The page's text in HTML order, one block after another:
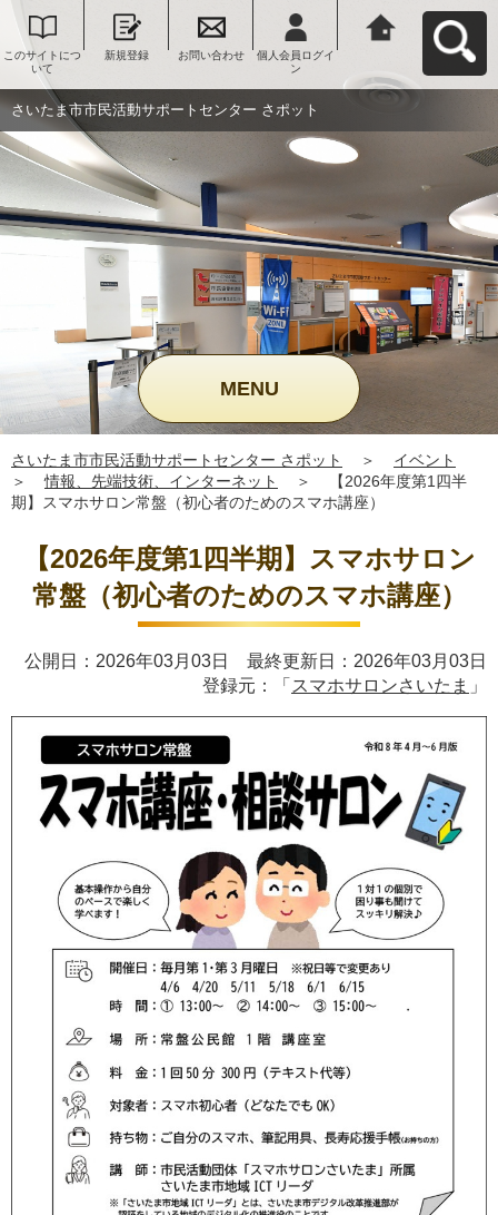
このサイトにつ
いて
新規登録 お問い合わせ
個人会員ログイ
ン
ンター さポット
へ戻る
さいたま市市民活動サポートセンター さポット
MENU
さいたま市市民活動サポートセンター さポット ＞
イベント
＞
情報、先端技術、インターネット ＞
【2026年度第1四半
期】スマホサロン常盤（初心者のためのスマホ講座）
【2026年度第1四半期】スマホサロン
常盤（初心者のためのスマホ講座）
公開日：2026年03月03日 最終更新日：2026年03月03日
登録元：「 スマホサロンさいたま 」